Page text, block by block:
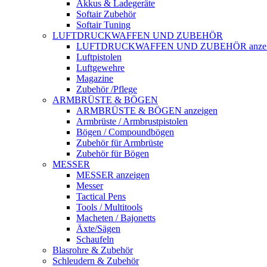
Akkus & Ladegeräte
Softair Zubehör
Softair Tuning
LUFTDRUCKWAFFEN UND ZUBEHÖR
LUFTDRUCKWAFFEN UND ZUBEHÖR
Luftpistolen
Luftgewehre
Magazine
Zubehör /Pflege
ARMBRÜSTE & BÖGEN
ARMBRÜSTE & BÖGEN anzeigen
Armbrüste / Armbrustpistolen
Bögen / Compoundbögen
Zubehör für Armbrüste
Zubehör für Bögen
MESSER
MESSER anzeigen
Messer
Tactical Pens
Tools / Multitools
Macheten / Bajonetts
Äxte/Sägen
Schaufeln
Blasrohre & Zubehör
Schleudern & Zubehör